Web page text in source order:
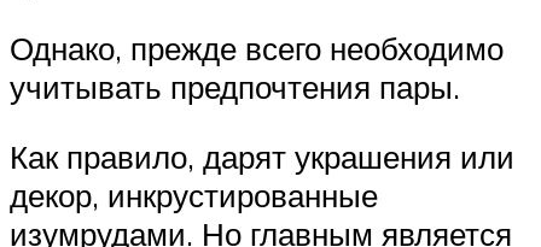
Однако, прежде всего необходимо
учитывать предпочтения пары.
Как правило, дарят украшения или
декор, инкрустированные
изумрудами. Но главным является